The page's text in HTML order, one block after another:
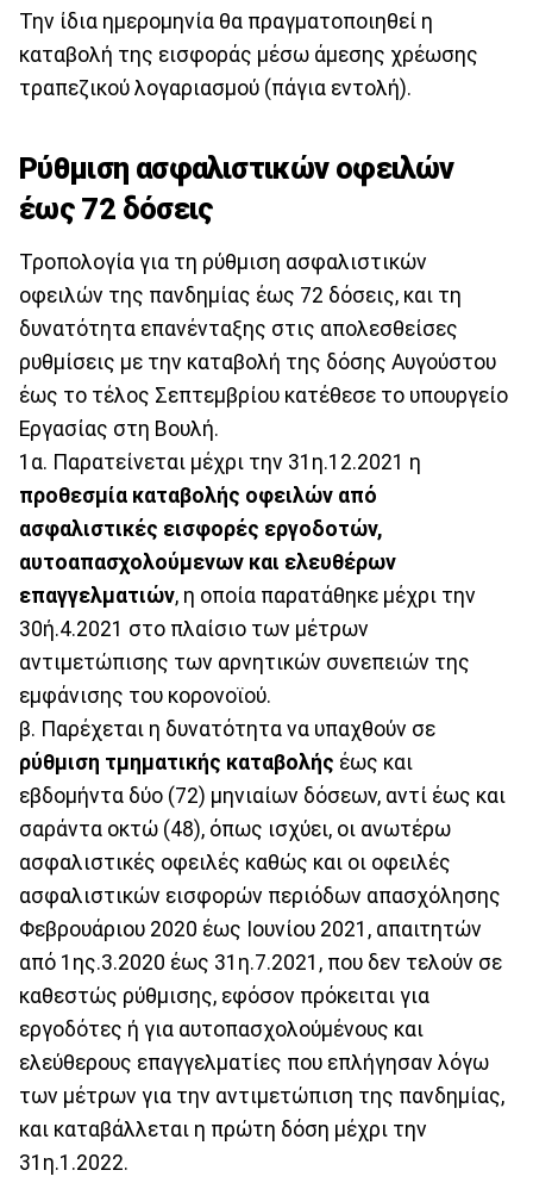
Την ίδια ημερομηνία θα πραγματοποιηθεί η
καταβολή της εισφοράς μέσω άμεσης χρέωσης
τραπεζικού λογαριασμού (πάγια εντολή).
Ρύθμιση ασφαλιστικών οφειλών
έως 72 δόσεις
Τροπολογία για τη ρύθμιση ασφαλιστικών
οφειλών της πανδημίας έως 72 δόσεις, και τη
δυνατότητα επανένταξης στις απολεσθείσες
ρυθμίσεις με την καταβολή της δόσης Αυγούστου
έως το τέλος Σεπτεμβρίου κατέθεσε το υπουργείο
Εργασίας στη Βουλή.
1α. Παρατείνεται μέχρι την 31η.12.2021 η
προθεσμία καταβολής οφειλών από
ασφαλιστικές εισφορές εργοδοτών,
αυτοαπασχολούμενων και ελευθέρων
επαγγελματιών, η οποία παρατάθηκε μέχρι την
30ή.4.2021 στο πλαίσιο των μέτρων
αντιμετώπισης των αρνητικών συνεπειών της
εμφάνισης του κορονοϊού.
β. Παρέχεται η δυνατότητα να υπαχθούν σε
ρύθμιση τμηματικής καταβολής έως και
εβδομήντα δύο (72) μηνιαίων δόσεων, αντί έως και
σαράντα οκτώ (48), όπως ισχύει, οι ανωτέρω
ασφαλιστικές οφειλές καθώς και οι οφειλές
ασφαλιστικών εισφορών περιόδων απασχόλησης
Φεβρουάριου 2020 έως Ιουνίου 2021, απαιτητών
από 1ης.3.2020 έως 31η.7.2021, που δεν τελούν σε
καθεστώς ρύθμισης, εφόσον πρόκειται για
εργοδότες ή για αυτοπασχολούμένους και
ελεύθερους επαγγελματίες που επλήγησαν λόγω
των μέτρων για την αντιμετώπιση της πανδημίας,
και καταβάλλεται η πρώτη δόση μέχρι την
31η.1.2022.